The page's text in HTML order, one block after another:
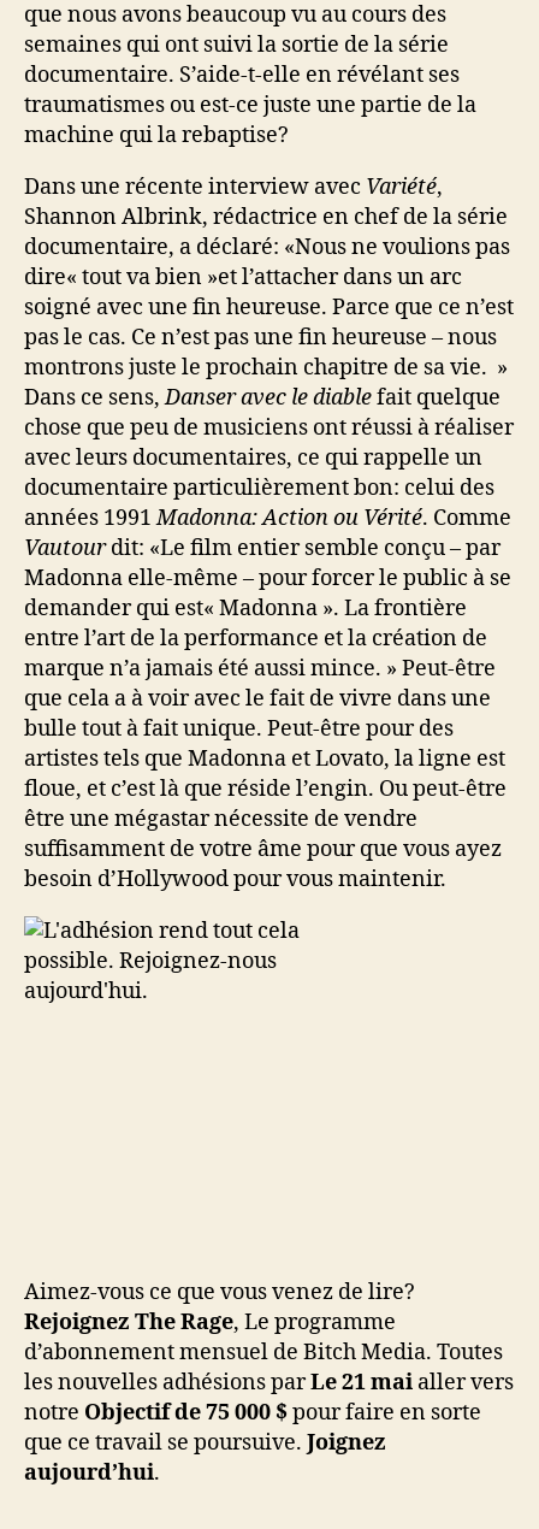
que nous avons beaucoup vu au cours des
semaines qui ont suivi la sortie de la série
documentaire. S’aide-t-elle en révélant ses
traumatismes ou est-ce juste une partie de la
machine qui la rebaptise?
Dans une récente interview avec Variété,
Shannon Albrink, rédactrice en chef de la série
documentaire, a déclaré: «Nous ne voulions pas
dire« tout va bien »et l’attacher dans un arc
soigné avec une fin heureuse. Parce que ce n’est
pas le cas. Ce n’est pas une fin heureuse – nous
montrons juste le prochain chapitre de sa vie. »
Dans ce sens,Danser avec le diablefait quelque
chose que peu de musiciens ont réussi à réaliser
avec leurs documentaires, ce qui rappelle un
documentaire particulièrement bon: celui des
années 1991Madonna: Action ou Vérité. Comme
Vautourdit: «Le film entier semble conçu – par
Madonna elle-même – pour forcer le public à se
demander qui est« Madonna ». La frontière
entre l’art de la performance et la création de
marque n’a jamais été aussi mince. » Peut-être
que cela a à voir avec le fait de vivre dans une
bulle tout à fait unique. Peut-être pour des
artistes tels que Madonna et Lovato, la ligne est
floue, et c’est là que réside l’engin. Ou peut-être
être une mégastar nécessite de vendre
suffisamment de votre âme pour que vous ayez
besoin d’Hollywood pour vous maintenir.
Aimez-vous ce que vous venez de lire?
Rejoignez The Rage, Le programme
d’abonnement mensuel de Bitch Media. Toutes
les nouvelles adhésions parLe 21 mai aller vers
notre Objectif de 75 000 $pour faire en sorte
que ce travail se poursuive. Joignez
aujourd’hui.